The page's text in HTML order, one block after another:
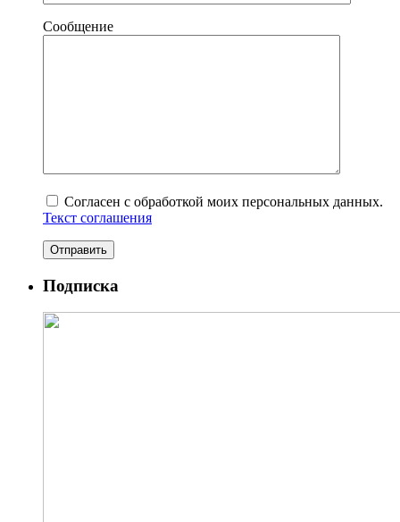
Сообщение
Согласен с обработкой моих персональных данных.
Текст соглашения
Подписка